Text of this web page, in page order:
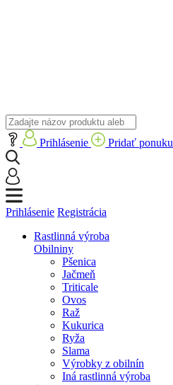
Prihlásenie Pridať ponuku
Prihlásenie Registrácia
Rastlinná výroba
Obilniny
Pšenica
Jačmeň
Triticale
Ovos
Raž
Kukurica
Ryža
Slama
Výrobky z obilnín
Iná rastlinná výroba